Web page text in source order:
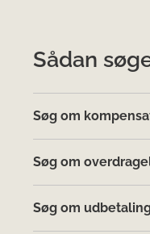
Sådan
Søg om
Søg om
Søg om